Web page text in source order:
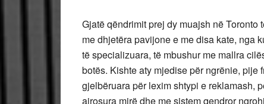
Gjatë qëndrimit prej dy muajsh në Toronto
me dhjetëra pavijone e me disa kate, nga
të specializuara, të mbushur me mallra
botës. Kishte aty mjedise për ngrënie,
gjelbëruara për lexim shtypi e reklamash,
ajrosura mirë dhe me sistem qendror